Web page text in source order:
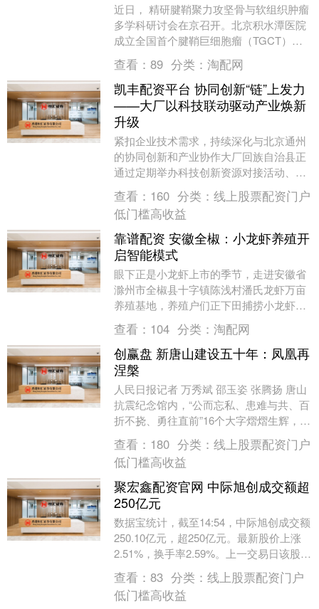
近日， 精研腱鞘聚力攻坚骨与软组织肿瘤
多学科研讨会在京召开。北京积水潭医院
成立全国首个腱鞘巨细胞瘤（TGCT）多
学科诊疗（MDT）团队，该团队由骨肿瘤
科牵头，联....
查看： 89 分类： 淘配网
凯丰配资平台 协同创新“链”上发力
——大厂以科技联动驱动产业焕新
升级
紧扣企业技术需求，持续深化与北京通州
的协同创新和产业协作大厂回族自治县正
通过定期举办科技创新资源对接活动、搭
建共享研发平台、优化营商环境等一系列
举措，加快推动科....
查看： 160 分类： 线上股票配资门户
低门槛高收益
靠谱配资 安徽全椒：小龙虾养殖开
启智能模式
眼下正是小龙虾上市的季节，走进安徽省
滁州市全椒县十字镇陈浅村潘氏龙虾万亩
养殖基地，养殖户们正下田捕捞小龙虾。
收笼、倒虾、入桶……一连串动作麻利娴
熟，不一会儿，水....
查看： 104 分类： 淘配网
创赢盘 新唐山建设五十年：凤凰再
涅槃
人民日报记者 万秀斌 邵玉姿 张腾扬 唐山
抗震纪念馆内，“公而忘私、患难与共、百
折不挠、勇往直前”16个大字熠熠生辉，镌
刻着1976年抗震救灾的精神力量，见证
着....
查看： 180 分类： 线上股票配资门户
低门槛高收益
聚宏鑫配资官网 中际旭创成交额超
250亿元
数据宝统计，截至14:54，中际旭创成交额
250.10亿元，超250亿元。最新股价上涨
2.51%，换手率2.59%。上一交易日该股全
天成交额为214.34亿元。....
查看： 83 分类： 线上股票配资门户
低门槛高收益